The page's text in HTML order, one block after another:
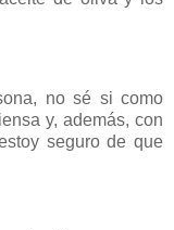
no sé si como
y, además, con
seguro de que